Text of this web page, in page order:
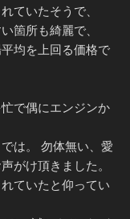
ていたそうで、
箇所も綺麗で、
均を上回る価格で
で偶にエンジンか
は。 勿体無い、愛
がけ頂きました。
ていたと仰ってい